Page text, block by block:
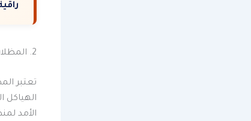
2. المظلات الثابتة:
تعتبر
الهياكل
الأمد